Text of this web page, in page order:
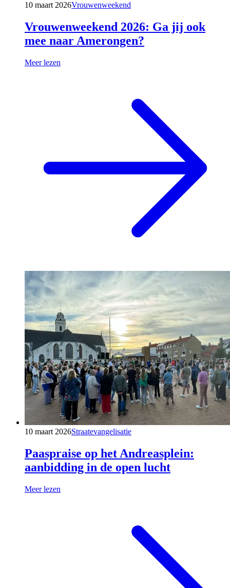
10 maart 2026Vrouwenweekend
Vrouwenweekend 2026: Ga jij ook
mee naar Amerongen?
Meer lezen
10 maart 2026Straatevangelisatie
Paaspraise op het Andreasplein:
aanbidding in de open lucht
Meer lezen